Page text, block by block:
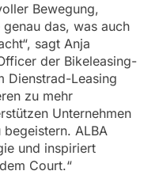
Bewegung,
das, was auch
sagt Anja
der Bikeleasing-
Dienstrad-Leasing
zu mehr
Unternehmen
ALBA
und inspiriert
Court.“